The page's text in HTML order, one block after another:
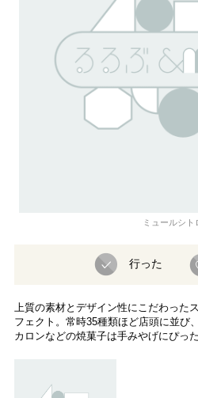
ミュールシト
行った
上質の素材とデザイン性にこだわった
フェクト。常時35種類ほど店頭に並び
カロンなどの焼菓子は手みやげにぴった